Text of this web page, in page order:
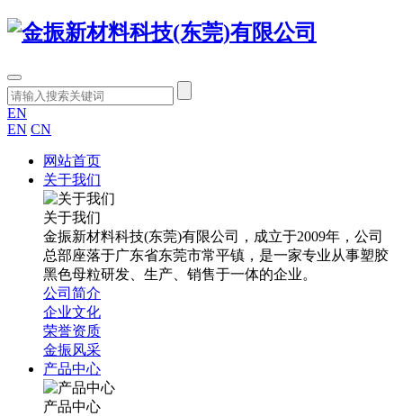
EN
EN CN
网站首页
关于我们
关于我们
金振新材料科技(东莞)有限公司，成立于2009年，公司
总部座落于广东省东莞市常平镇，是一家专业从事塑胶
黑色母粒研发、生产、销售于一体的企业。
公司简介
企业文化
荣誉资质
金振风采
产品中心
产品中心